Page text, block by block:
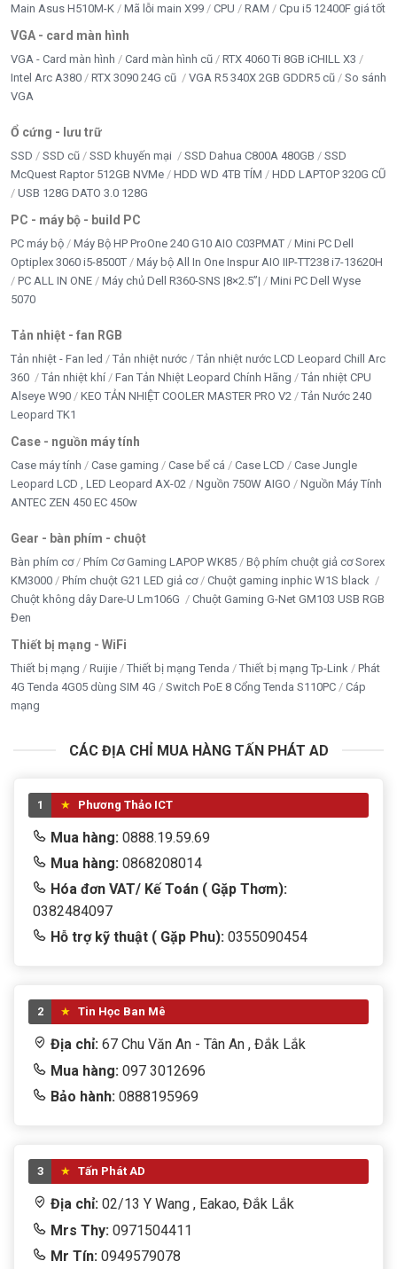
Main Asus H510M-K
Mã lỗi main X99 CPU RAM Cpu i5 12400F giá tốt
VGA - card màn hình
VGA - Card màn hình Card màn hình cũ
RTX 4060 Ti 8GB iCHILL X3
Intel Arc A380
RTX 3090 24G cũ VGA R5 340X 2GB GDDR5 cũ
So sánh
VGA
Ổ cứng - lưu trữ
SSD SSD cũ SSD khuyến mại SSD Dahua C800A 480GB
SSD
McQuest Raptor 512GB NVMe
HDD WD 4TB TÍM
HDD LAPTOP 320G CŨ
USB 128G DATO 3.0 128G
PC - máy bộ - build PC
PC máy bộ Máy Bộ HP ProOne 240 G10 AIO C03PMAT
Mini PC Dell
Optiplex 3060 i5-8500T
Máy bộ All In One Inspur AIO IIP-TT238 i7-13620H
PC ALL IN ONE
Máy chủ Dell R360-SNS |8×2.5”|
Mini PC Dell Wyse
5070
Tản nhiệt - fan RGB
Tản nhiệt - Fan led Tản nhiệt nước
Tản nhiệt nước LCD Leopard Chill Arc
360
Tản nhiệt khí Fan Tản Nhiệt Leopard Chính Hãng
Tản nhiệt CPU
Alseye W90
KEO TẢN NHIỆT COOLER MASTER PRO V2
Tản Nước 240
Leopard TK1
Case - nguồn máy tính
Case máy tính Case gaming Case bể cá Case LCD
Case Jungle
Leopard LCD , LED Leopard AX-02
Nguồn 750W AIGO
Nguồn Máy Tính
ANTEC ZEN 450 EC 450w
Gear - bàn phím - chuột
Bàn phím cơ Phím Cơ Gaming LAPOP WK85
Bộ phím chuột giả cơ Sorex
KM3000
Phím chuột G21 LED giả cơ
Chuột gaming inphic W1S black
Chuột không dây Dare-U Lm106G
Chuột Gaming G-Net GM103 USB RGB
Đen
Thiết bị mạng - WiFi
Thiết bị mạng Ruijie Thiết bị mạng Tenda Thiết bị mạng Tp-Link
Phát
4G Tenda 4G05 dùng SIM 4G
Switch PoE 8 Cổng Tenda S110PC
Cáp
mạng
CÁC ĐỊA CHỈ MUA HÀNG TẤN PHÁT AD
1 Phương Thảo ICT
Mua hàng: 0888.19.59.69
Mua hàng: 0868208014
Hóa đơn VAT/ Kế Toán ( Gặp Thơm):
0382484097
Hỗ trợ kỹ thuật ( Gặp Phu): 0355090454
2 Tin Học Ban Mê
Địa chỉ: 67 Chu Văn An - Tân An , Đắk Lắk
Mua hàng: 097 3012696
Bảo hành: 0888195969
3 Tấn Phát AD
Địa chỉ: 02/13 Y Wang , Eakao, Đắk Lắk
Mrs Thy: 0971504411
Mr Tín: 0949579078